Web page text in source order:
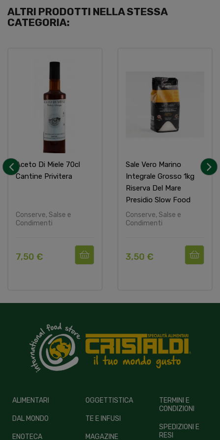
ALTRI PRODOTTI NELLA STESSA
CATEGORIA:
Aceto Di Miele 70cl
Cantine Privitera
Conserve, Salse e
Condimenti
7,50 €
Sale Vero Marino
Integrale Grosso 1kg
Riserva Del Mare
Presidio Slow Food
Conserve, Salse e
Condimenti
3,50 €
ALIMENTARI
DAL MONDO
ENOTECA
OGGETTISTICA
TE E INFUSI
MAGAZINE
TERMINI E
CONDIZIONI
SPEDIZIONI E
RESI